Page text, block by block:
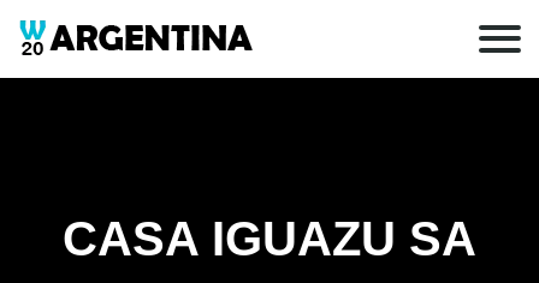
CASA IGUAZU SA